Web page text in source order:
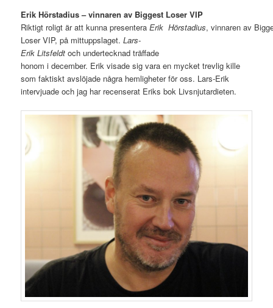
Erik Hörstadius – vinnaren av Biggest Loser VIP
Riktigt roligt är att kunna presenteraErik Hörstadius, vinnaren av
Loser VIP, på mittuppslaget.Lars-
Erik Litsfeldt och undertecknad träffade
honom i december. Erik visade sig vara en mycket trevlig kille
som faktiskt avslöjade några hemligheter för oss. Lars-Erik
intervjuade och jag har recenserat Eriks bok Livsnjutardieten.